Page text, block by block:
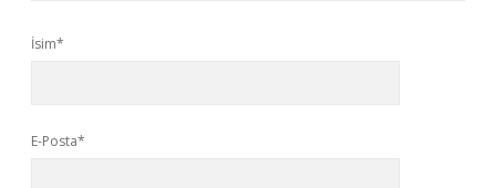
İsim*
E-Posta*